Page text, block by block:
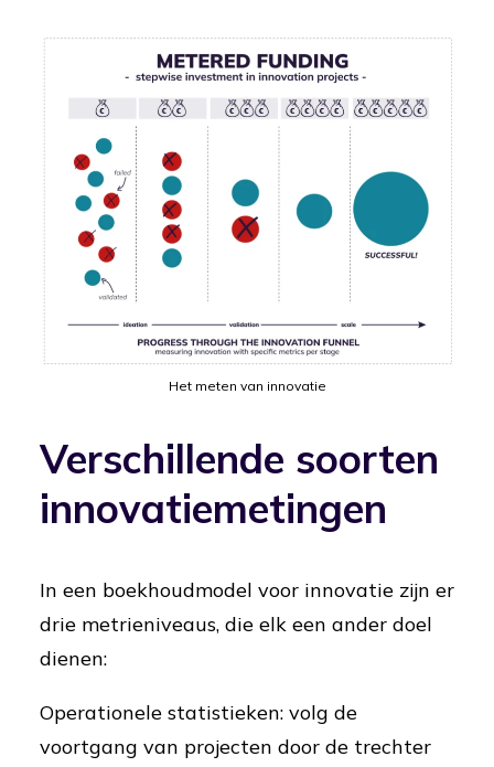
Het meten van innovatie
Verschillende soorten
innovatiemetingen
In een boekhoudmodel voor innovatie zijn er
drie metrieniveaus, die elk een ander doel
dienen:
Operationele statistieken: volg de
voortgang van projecten door de trechter